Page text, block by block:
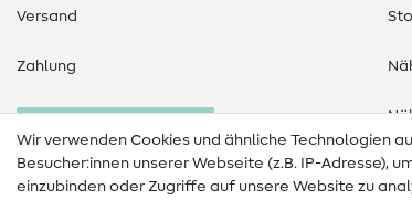
Versand
Zahlung
Wir verwenden Cookies und ähnliche Technologien
Besucher:innen unserer Webseite (z.B. IP-Adresse),
einzubinden oder Zugriffe auf unsere Website zu